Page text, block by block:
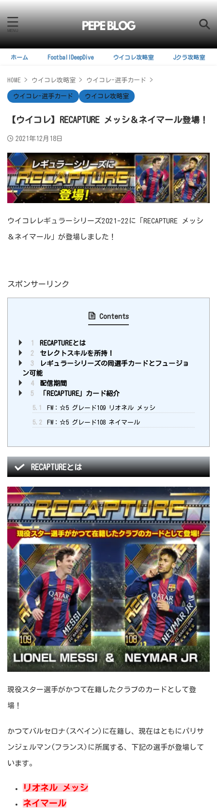
ホーム FootballDeepDive ウイコレ攻略室 Jクラ攻略室
HOME > ウイコレ攻略室 > ウイコレ-選手カード >
ウイコレ-選手カード ウイコレ攻略室
【ウイコレ】RECAPTURE メッシ＆ネイマール登場！
2021年12月18日
ウイコレレギュラーシリーズ2021-22に「RECAPTURE メッシ
＆ネイマール」が登場しました！
スポンサーリンク
Contents
1
RECAPTUREとは
2
セレクトスキルを所持！
3
レギュラーシリーズの同選手カードとフュージョ
ン可能
4
配信期間
5
「RECAPTURE」カード紹介
5.1 FW：☆5 グレード109 リオネル メッシ
5.2 FW：☆5 グレード108 ネイマール
RECAPTUREとは
現役スター選手がかつて在籍したクラブのカードとして登
場！
かつてバルセロナ(スペイン)に在籍し、現在はともにパリサ
ンジェルマン(フランス)に所属する、下記の選手が登場して
います。
リオネル メッシ
ネイマール